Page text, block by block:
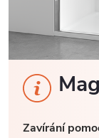
Zavírání